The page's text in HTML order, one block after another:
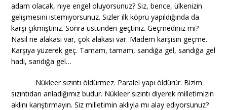
adam olacak, niye engel oluyorsunuz? Siz, bence, ülkenizin
gelişmesini istemiyorsunuz. Sizler ilk köprü yapıldığında da
karşı çıkmıştınız. Sonra üstünden geçtiniz. Geçmediniz mi?
Nasıl ne alakası var, çok alakası var. Madem karşısın geçme.
Karşıya yüzerek geç. Tamam, tamam, sandığa gel, sandığa gel
hadi, sandığa gel…
Nükleer sızıntı öldürmez. Paralel yapı öldürür. Bizim
sızıntıdan anladığımız budur. Nükleer sızıntı diyerek milletimizin
aklını karıştırmayın. Siz milletimin aklıyla mı alay ediyorsunuz?